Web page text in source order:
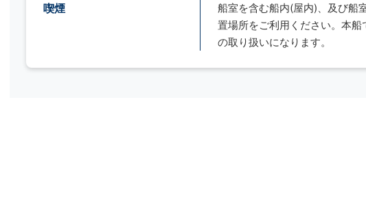
喫煙
船室を含む船内(屋内)、及び船
置場所をご利用ください。本
の取り扱いになります。